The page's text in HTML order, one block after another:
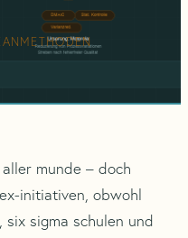
METHODEN
munde – doch
initiativen, obwohl
six sigma schulen und